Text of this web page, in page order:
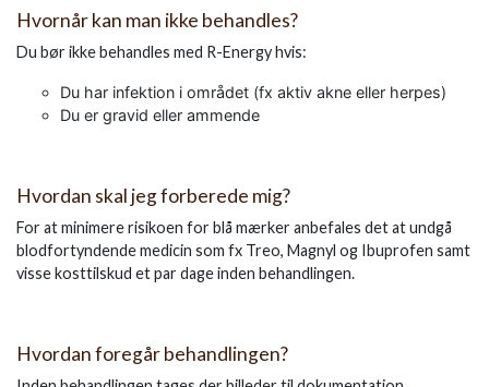
Hvornår kan man ikke behandles?
Du bør ikke behandles med R-Energy hvis:
Du har infektion i området (fx aktiv akne eller herpes)
Du er gravid eller ammende
Hvordan skal jeg forberede mig?
For at minimere risikoen for blå mærker anbefales det at undgå
blodfortyndende medicin som fx Treo, Magnyl og Ibuprofen samt
visse kosttilskud et par dage inden behandlingen.
Hvordan foregår behandlingen?